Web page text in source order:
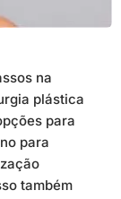
na
plástica
para
para
também